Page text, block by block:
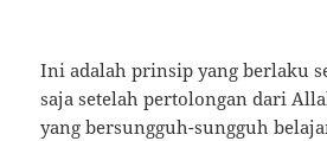
Ini adalah prinsip yang berlaku
saja setelah pertolongan dari
yang bersungguh-sungguh